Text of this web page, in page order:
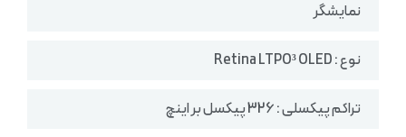
نمایشگر
نوع : Retina LTPO³ OLED
تراکم پیکسلی : 326 پیکسل بر اینچ